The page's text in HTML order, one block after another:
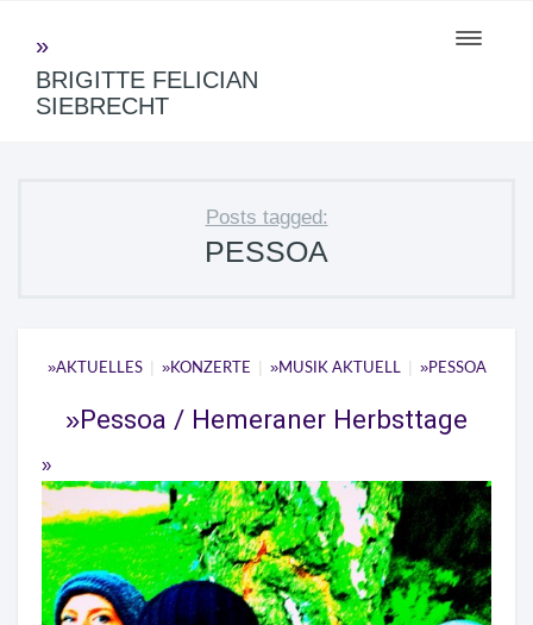
Toggle
BRIGITTE FELICIAN
SIEBRECHT
Posts tagged:
PESSOA
AKTUELLES | KONZERTE | MUSIK AKTUELL | PESSOA
Pessoa / Hemeraner Herbsttage